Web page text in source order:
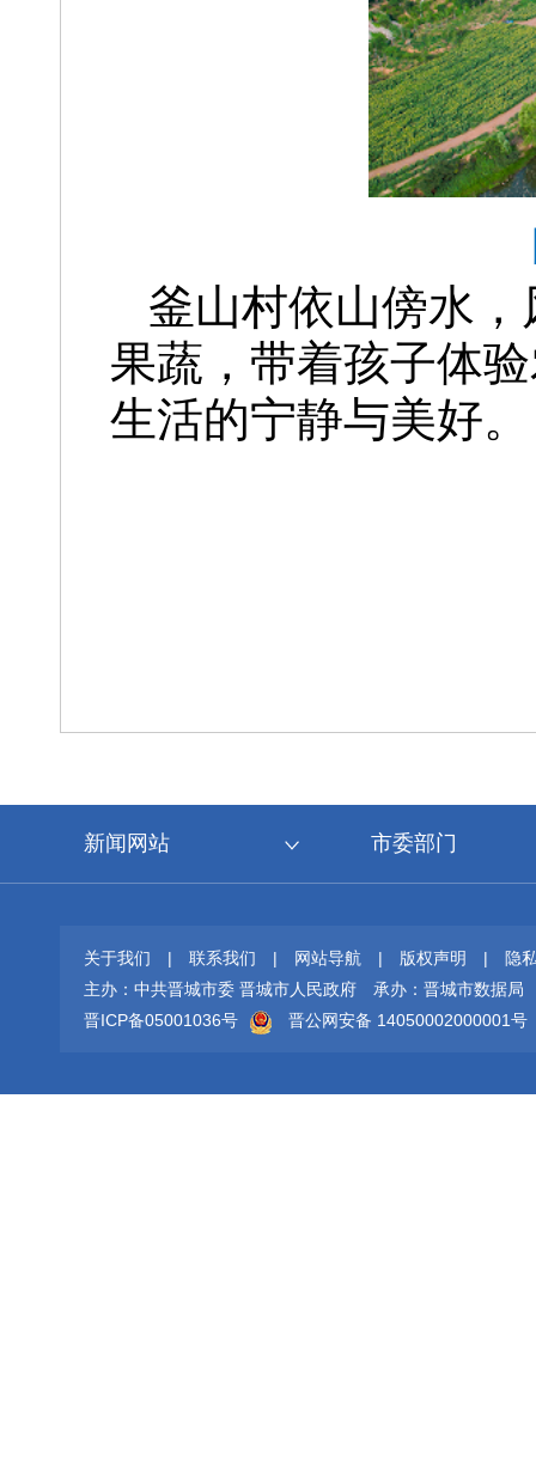
釜山村依山傍水
果蔬，带着孩子体
生活的宁静与美好。
新闻网站 市委部门
关于我们 | 联系我们 | 网站导航 | 版权声明 |
隐
主办：中共晋城市委 晋城市人民政府
承办：晋城市数据局
晋ICP备05001036号
晋公网安备 14050002000001号